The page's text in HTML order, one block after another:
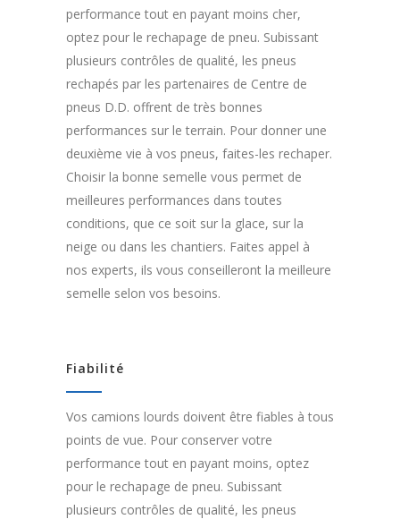
performance tout en payant moins cher,
optez pour le rechapage de pneu. Subissant
plusieurs contrôles de qualité, les pneus
rechapés par les partenaires de Centre de
pneus D.D. offrent de très bonnes
performances sur le terrain. Pour donner une
deuxième vie à vos pneus, faites-les rechaper.
Choisir la bonne semelle vous permet de
meilleures performances dans toutes
conditions, que ce soit sur la glace, sur la
neige ou dans les chantiers. Faites appel à
nos experts, ils vous conseilleront la meilleure
semelle selon vos besoins.
Fiabilité
Vos camions lourds doivent être fiables à tous
points de vue. Pour conserver votre
performance tout en payant moins, optez
pour le rechapage de pneu. Subissant
plusieurs contrôles de qualité, les pneus